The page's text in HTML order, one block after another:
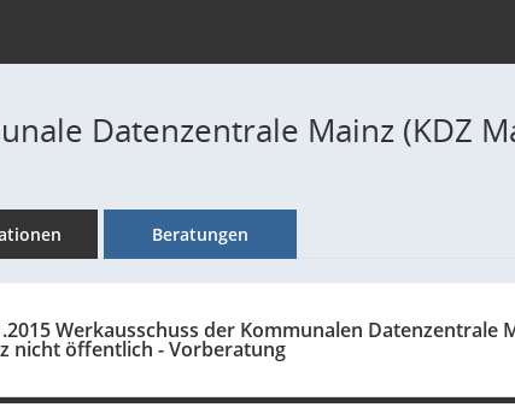
Datenzentrale Mainz (KDZ
Beratungen
Werkausschuss der Kommunalen
nicht öffentlich - Vorberatung